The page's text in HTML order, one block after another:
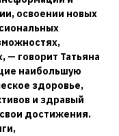
освоении новых
— говорит Татьяна
наибольшую
здоровье,
и здравый
достижения.